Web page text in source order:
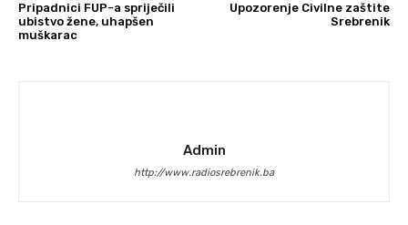
Pripadnici FUP-a spriječili
ubistvo žene, uhapšen
muškarac
Upozorenje Civilne zaštite
Srebrenik
Admin
http://www.radiosrebrenik.ba